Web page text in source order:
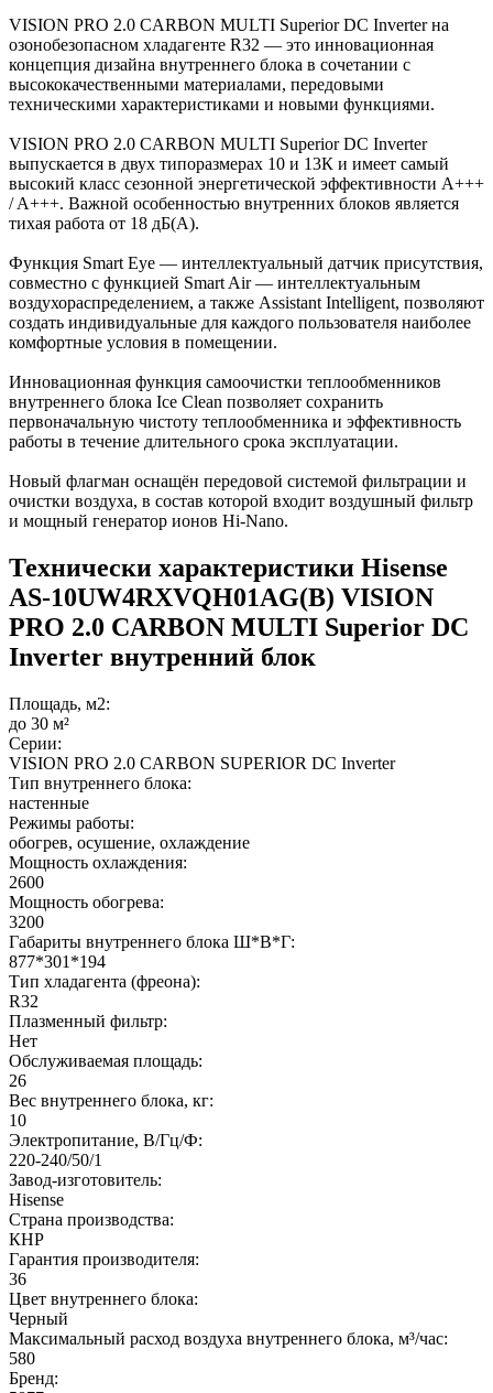
VISION PRO 2.0 CARBON MULTI Superior DC Inverter на
озонобезопасном хладагенте R32 — это инновационная
концепция дизайна внутреннего блока в сочетании с
высококачественными материалами, передовыми
техническими характеристиками и новыми функциями.
VISION PRO 2.0 CARBON MULTI Superior DC Inverter
выпускается в двух типоразмерах 10 и 13К и имеет самый
высокий класс сезонной энергетической эффективности A+++
/ A+++. Важной особенностью внутренних блоков является
тихая работа от 18 дБ(А).
Функция Smart Eye — интеллектуальный датчик присутствия,
совместно с функцией Smart Air — интеллектуальным
воздухораспределением, а также Assistant Intelligent, позволяют
создать индивидуальные для каждого пользователя наиболее
комфортные условия в помещении.
Инновационная функция самоочистки теплообменников
внутреннего блока Ice Clean позволяет сохранить
первоначальную чистоту теплообменника и эффективность
работы в течение длительного срока эксплуатации.
Новый флагман оснащён передовой системой фильтрации и
очистки воздуха, в состав которой входит воздушный фильтр
и мощный генератор ионов Hi-Nano.
Технически характеристики Hisense
AS-10UW4RXVQH01AG(B) VISION
PRO 2.0 CARBON MULTI Superior DC
Inverter внутренний блок
Площадь, м2:
до 30 м²
Серии:
VISION PRO 2.0 CARBON SUPERIOR DC Inverter
Тип внутреннего блока:
настенные
Режимы работы:
обогрев, осушение, охлаждение
Мощность охлаждения:
2600
Мощность обогрева:
3200
Габариты внутреннего блока Ш*В*Г:
877*301*194
Тип хладагента (фреона):
R32
Плазменный фильтр:
Нет
Обслуживаемая площадь:
26
Вес внутреннего блока, кг:
10
Электропитание, В/Гц/Ф:
220-240/50/1
Завод-изготовитель:
Hisense
Страна производства:
КНР
Гарантия производителя:
36
Цвет внутреннего блока:
Черный
Максимальный расход воздуха внутреннего блока, м³/час:
580
Бренд: